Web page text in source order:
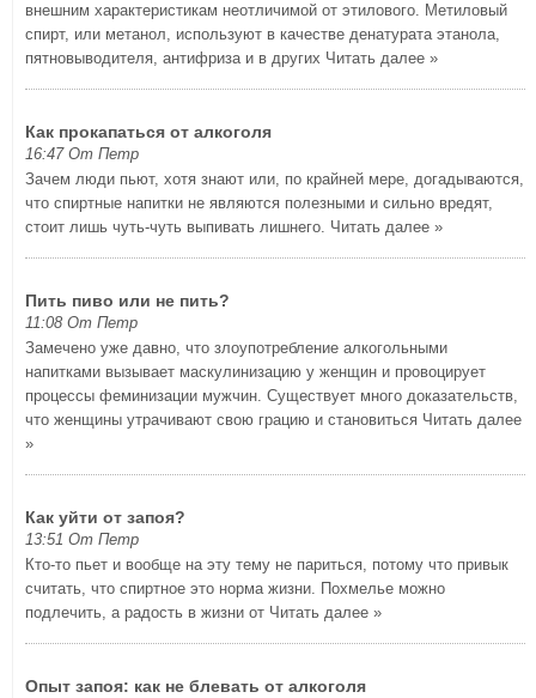
внешним характеристикам неотличимой от этилового. Метиловый
спирт, или метанол, используют в качестве денатурата этанола,
пятновыводителя, антифриза и в других Читать далее »
Как прокапаться от алкоголя
16:47 От Петр
Зачем люди пьют, хотя знают или, по крайней мере, догадываются,
что спиртные напитки не являются полезными и сильно вредят,
стоит лишь чуть-чуть выпивать лишнего. Читать далее »
Пить пиво или не пить?
11:08 От Петр
Замечено уже давно, что злоупотребление алкогольными
напитками вызывает маскулинизацию у женщин и провоцирует
процессы феминизации мужчин. Существует много доказательств,
что женщины утрачивают свою грацию и становиться Читать далее
»
Как уйти от запоя?
13:51 От Петр
Кто-то пьет и вообще на эту тему не париться, потому что привык
считать, что спиртное это норма жизни. Похмелье можно
подлечить, а радость в жизни от Читать далее »
Опыт запоя: как не блевать от алкоголя